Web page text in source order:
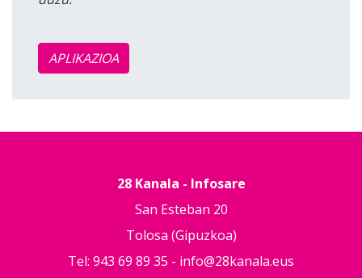
APLIKAZIOA
28 Kanala - Infosare
San Esteban 20
Tolosa (Gipuzkoa)
Tel: 943 69 89 35 - info@28kanala.eus